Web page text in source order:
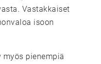
Vastakkaiset
isoon
pienempiä